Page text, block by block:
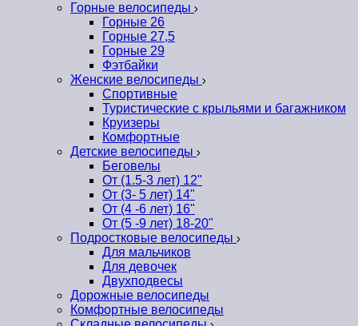
Горные велосипеды
Горные 26
Горные 27,5
Горные 29
Фэтбайки
Женские велосипеды
Спортивные
Туристические с крыльями и багажником
Круизеры
Комфортные
Детские велосипеды
Беговелы
От (1.5-3 лет) 12"
От (3- 5 лет) 14"
От (4 -6 лет) 16"
От (5 -9 лет) 18-20"
Подростковые велосипеды
Для мальчиков
Для девочек
Двухподвесы
Дорожные велосипеды
Комфортные велосипеды